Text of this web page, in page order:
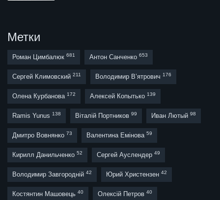
Метки
Роман Цимбалюк 681 Антон Санченко 653
Сергей Климовский 211 Володимир В’ятрович 176
Олена Курбанова 172 Алексей Копытько 139
Ramis Yunus 138 Віталій Портников 99 Иван Лютый 98
Дмитро Вовнянко 73 Валентина Емінова 59
Кирилл Данильченко 52 Сергей Ауслендер 49
Володимир Завгородній 42 Юрий Христензен 42
Костянтин Машовець 40 Олексій Петров 40